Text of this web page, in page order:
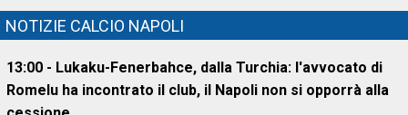
NOTIZIE CALCIO NAPOLI
13:00 - Lukaku-Fenerbahce, dalla Turchia: l'avvocato di
Romelu ha incontrato il club, il Napoli non si opporrà alla